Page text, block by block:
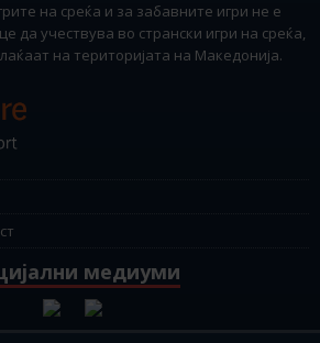
на среќа и за забавните игри не е
да учествува во странски игри на среќа,
на територијата на Македонија.
медиуми